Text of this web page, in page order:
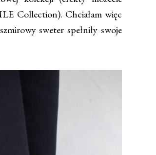
Collection). Chciałam więc
sweter spełniły swoje